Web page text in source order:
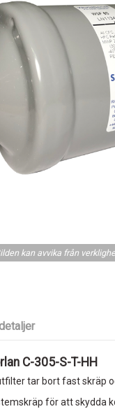
kan avvika från
C-305-S-T-HH
tar bort fast skräp
för att skydda